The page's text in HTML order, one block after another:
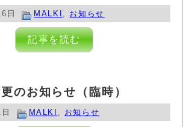
日 MALKI お知らせ
記事を読む
のお知らせ（臨時）
MALKI お知らせ